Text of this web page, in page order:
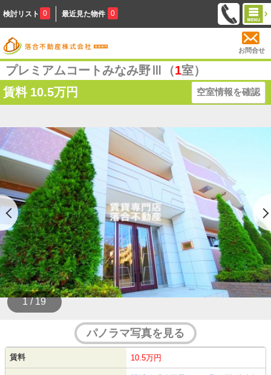
検討リスト 0 最近見た物件 0
お問合せ
プレミアムコートみなみ野Ⅲ（1室）
賃料 10.5万円 空室情報を確認
1 / 19
パノラマ写真を見る
賃料 10.5万円